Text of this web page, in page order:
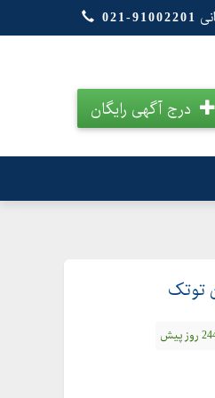
021-91002201
درج آگهی رایگان
توتک
پیش